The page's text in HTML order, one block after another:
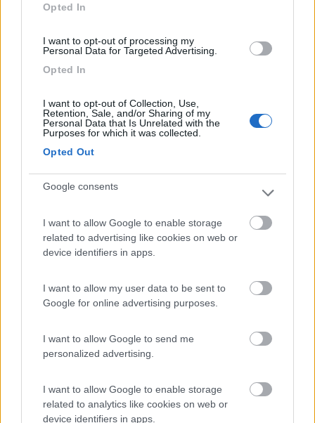
Opted In
I want to opt-out of processing my
Personal Data for Targeted Advertising.
Opted In
I want to opt-out of Collection, Use,
Retention, Sale, and/or Sharing of my
Personal Data that Is Unrelated with the
Purposes for which it was collected.
Opted Out
Google consents
I want to allow Google to enable storage
related to advertising like cookies on web or
device identifiers in apps.
I want to allow my user data to be sent to
Google for online advertising purposes.
I want to allow Google to send me
personalized advertising.
I want to allow Google to enable storage
related to analytics like cookies on web or
device identifiers in apps.
arcagia640
Inserito il13/05/2019 alle:17:23:36
In risposta al messaggio di
Non so che dirti, svolge solo la funzione di non farlo sfilare, forse se lo
inserisci allo strumento e spingi lo strumento nella sua sede senza tirare il
cavo magari non esce. Ma si è rotta?
Non saprei se è rotta o solo staccata domani guardo meglio, al
.................................... i telai sono come i prosciutti buoni se stagionati....dal
Rinosuke